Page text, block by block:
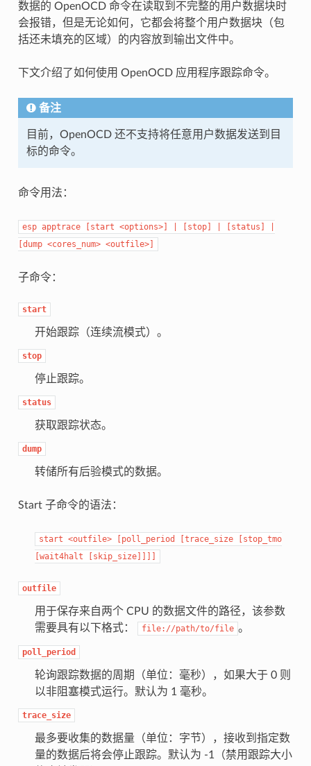
数据的 OpenOCD 命令在读取到不完整的用户数据块时
会报错，但是无论如何，它都会将整个用户数据块（包
括还未填充的区域）的内容放到输出文件中。
下文介绍了如何使用 OpenOCD 应用程序跟踪命令。
备注
目前，OpenOCD 还不支持将任意用户数据发送到目
标的命令。
命令用法：
esp apptrace [start <options>] [stop] [status]
[dump <cores_num> <outfile>]
子命令：
start
开始跟踪（连续流模式）。
stop
停止跟踪。
status
获取跟踪状态。
dump
转储所有后验模式的数据。
Start 子命令的语法：
start <outfile> [poll_period [trace_size
[stop_tmo
[wait4halt
[skip_size]]]]
outfile
用于保存来自两个 CPU 的数据文件的路径，该参数
需要具有以下格式：
file://path/to/file 。
poll_period
轮询跟踪数据的周期（单位：毫秒），如果大于 0 则
以非阻塞模式运行。默认为 1 毫秒。
trace_size
最多要收集的数据量（单位：字节），接收到指定数
量的数据后将会停止跟踪。默认为 -1（禁用跟踪大小